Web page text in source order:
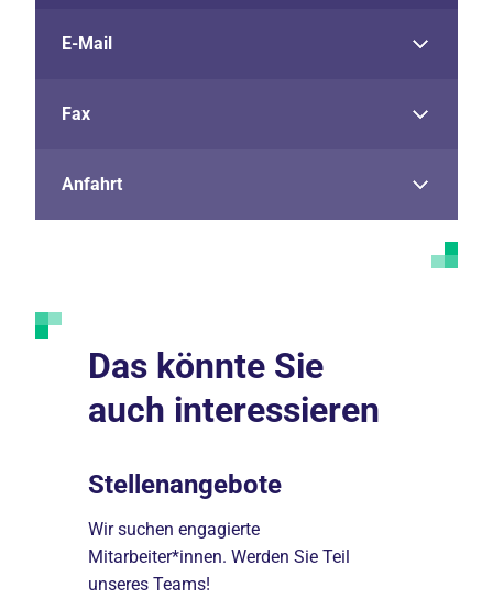
E-Mail
Fax
Anfahrt
Das könnte Sie
auch interessieren
Stellenangebote
Wir suchen engagierte
Mitarbeiter*innen. Werden Sie Teil
unseres Teams!